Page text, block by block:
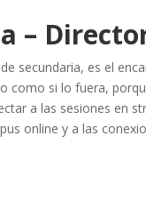
–
secundaria, es el
como si lo fuera,
a las sesiones en
online y a las